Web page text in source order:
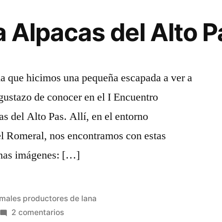
Alpacas del Alto
que hicimos una pequeña escapada a ver a
de conocer en el I Encuentro
del Alto Pas. Allí, en el entorno
Romeral, nos encontramos con estas
imágenes: […]
productores de lana
2 comentariosen